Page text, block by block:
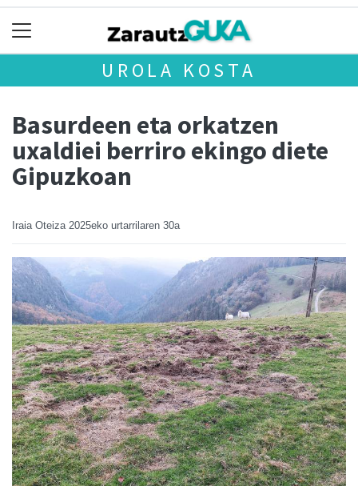
UROLA KOSTA
Basurdeen eta orkatzen
uxaldiei berriro ekingo diete
Gipuzkoan
Iraia Oteiza 2025eko urtarrilaren 30a